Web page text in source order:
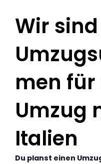
Wir
men für
Umzug
Italien
Du planst einen